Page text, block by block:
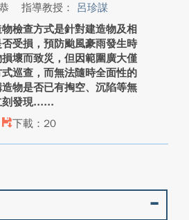
指導教授： 呂珍謀
檢查方式是針對建造物及相
受損，預防颱風豪雨發生時
壞而致災，但因範圍廣大僅
巡查，而無法隨時全面性的
物是否已有掏空、沉陷等無
發現...
下載：20